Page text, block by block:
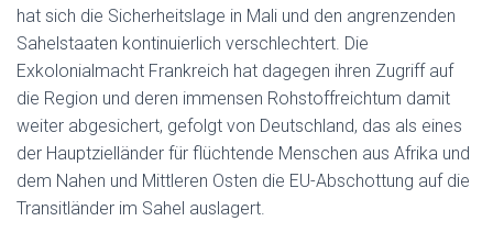
hat sich die Sicherheitslage in Mali und den angrenzenden
Sahelstaaten kontinuierlich verschlechtert. Die
Exkolonialmacht Frankreich hat dagegen ihren Zugriff auf
die Region und deren immensen Rohstoffreichtum damit
weiter abgesichert, gefolgt von Deutschland, das als eines
der Hauptzielländer für flüchtende Menschen aus Afrika und
dem Nahen und Mittleren Osten die EU-Abschottung auf die
Transitländer im Sahel auslagert.